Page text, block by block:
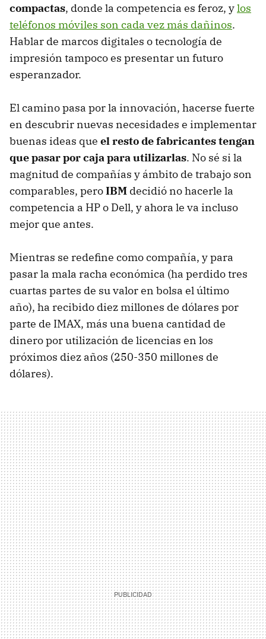
compactas, donde la competencia es feroz, ylos
teléfonos móviles son cada vez más dañinos.
Hablar de marcos digitales o tecnología de
impresión tampoco es presentar un futuro
esperanzador.
El camino pasa por la innovación, hacerse fuerte
en descubrir nuevas necesidades e implementar
buenas ideas que el resto de fabricantes tengan
que pasar por caja para utilizarlas. No sé si la
magnitud de compañías y ámbito de trabajo son
comparables, peroIBM decidió no hacerle la
competencia a HP o Dell, y ahora le va incluso
mejor que antes.
Mientras se redefine como compañía, y para
pasar la mala racha económica (ha perdido tres
cuartas partes de su valor en bolsa el último
año), ha recibido diez millones de dólares por
parte de IMAX, más una buena cantidad de
dinero por utilización de licencias en los
próximos diez años (250-350 millones de
dólares).